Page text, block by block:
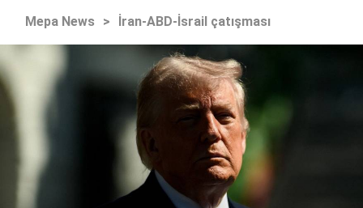
Mepa News > İran-ABD-İsrail çatışması